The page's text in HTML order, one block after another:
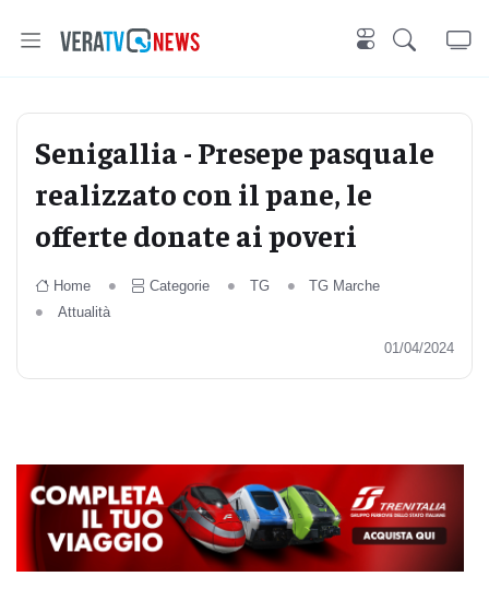
Senigallia - Presepe pasquale
realizzato con il pane, le
offerte donate ai poveri
Home Categorie TG
TG Marche
Attualità
01/04/2024